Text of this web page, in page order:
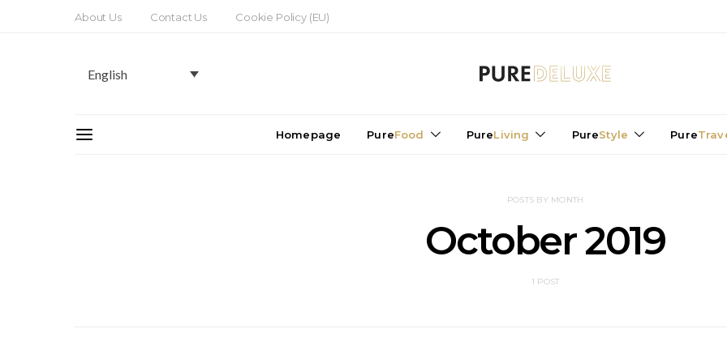
About Us Contact Us Cookie Policy (EU)
English
Homepage PureFood PureLiving PureStyle Pure
POSTS BY MONTH
October 2019
1 POST